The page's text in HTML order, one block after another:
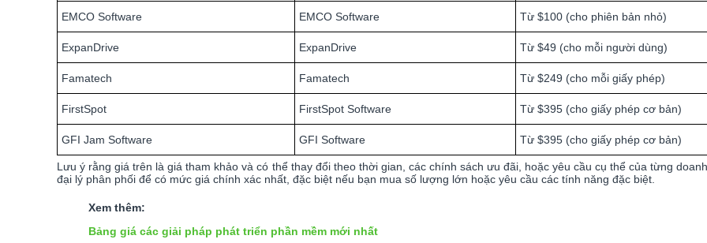
EMCO Software EMCO Software Từ $100 (cho phiên bản nhỏ)
ExpanDrive ExpanDrive Từ $49 (cho mỗi người dùng)
Famatech Famatech Từ $249 (cho mỗi giấy phép)
FirstSpot FirstSpot Software Từ $395 (cho giấy phép cơ bản)
GFI Jam Software GFI Software Từ $395 (cho giấy phép cơ bản)
Lưu ý rằng giá trên là giá tham khảo và có thể thay đổi theo thời gian, các chính sách ưu đãi, hoặc yêu cầu cụ thể của từng
đại lý phân phối để có mức giá chính xác nhất, đặc biệt nếu bạn mua số lượng lớn hoặc yêu cầu các tính năng đặc biệt.
Xem thêm:
Bảng giá các giải pháp phát triển phần mềm mới nhất